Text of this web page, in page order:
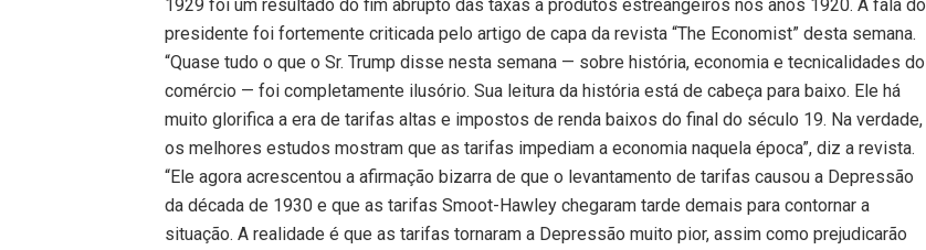
1929 foi um resultado do fim abrupto das taxas a produtos estreangeiros nos anos 1920. A fala do
presidente foi fortemente criticada pelo artigo de capa da revista “The Economist” desta semana.
“Quase tudo o que o Sr. Trump disse nesta semana — sobre história, economia e tecnicalidades do
comércio — foi completamente ilusório. Sua leitura da história está de cabeça para baixo. Ele há
muito glorifica a era de tarifas altas e impostos de renda baixos do final do século 19. Na verdade,
os melhores estudos mostram que as tarifas impediam a economia naquela época”, diz a revista.
“Ele agora acrescentou a afirmação bizarra de que o levantamento de tarifas causou a Depressão
da década de 1930 e que as tarifas Smoot-Hawley chegaram tarde demais para contornar a
situação. A realidade é que as tarifas tornaram a Depressão muito pior, assim como prejudicarão